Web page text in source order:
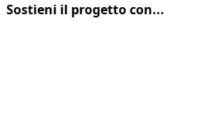
Sostieni il progetto con...